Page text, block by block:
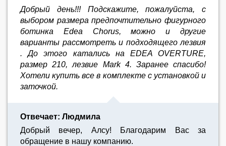
Добрый день!!! Подскажите, пожалуйста, с
выбором размера предпочтительно фигурного
ботинка Edea Chorus, можно и другие
варианты рассмотреть и подходящего лезвия
. До этого катались на EDEA OVERTURE,
размер 210, лезвие Mark 4. Заранее спасибо!
Хотели купить все в комплекте с установкой и
заточкой.
Отвечает: Людмила
Добрый вечер, Алсу! Благодарим Вас за
обращение в нашу компанию.